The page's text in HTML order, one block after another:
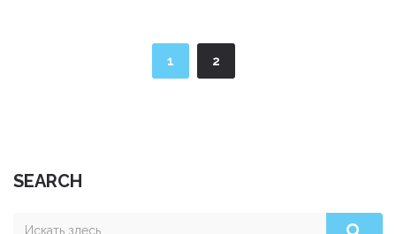
опыт и лайфхаки для подготовки. От входных билетов
до закрытых встреч — будет полезно для любого
1 2
SEARCH